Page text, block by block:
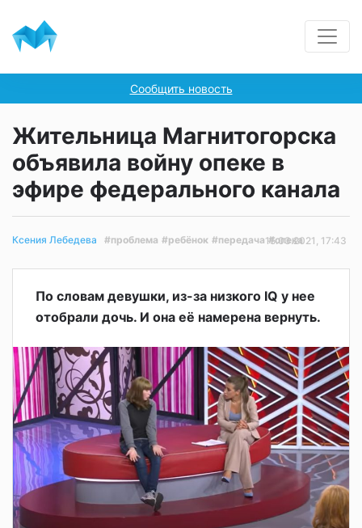
Сообщить новость
Жительница Магнитогорска
объявила войну опеке в
эфире федерального канала
Ксения Лебедева #проблема #ребёнок #передача #опека
15.03.2021, 17:43
По словам девушки, из-за низкого IQ у нее
отобрали дочь. И она её намерена вернуть.